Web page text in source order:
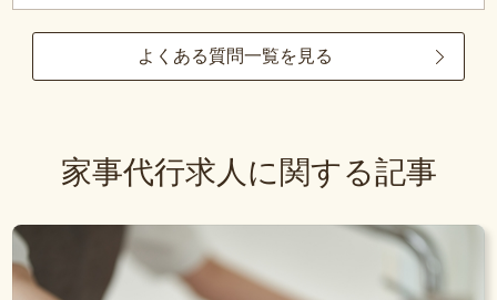
よくある質問一覧を見る
家事代行求人に関する記事